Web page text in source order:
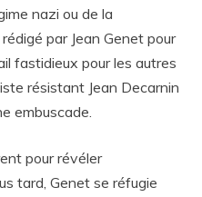
nazi ou de la
par Jean Genet pour
fastidieux pour les autres
résistant Jean Decarnin
embuscade.
pour révéler
tard, Genet se réfugie